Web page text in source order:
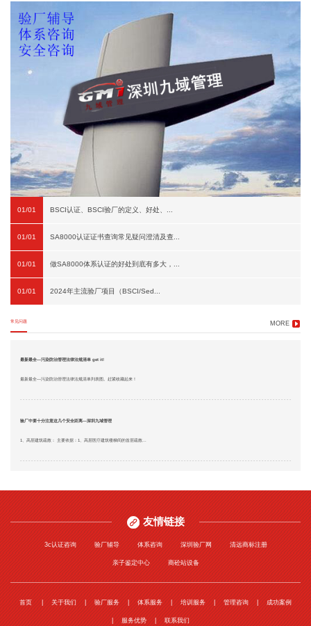
01/01 BSCI认证、BSCI验厂的定义、好处、...
01/01 SA8000认证证书查询常见疑问澄清及查...
01/01 做SA8000体系认证的好处到底有多大，...
01/01 2024年主流验厂项目（BSCI/Sed...
常见问题 MORE
最新最全—污染防治管理法律法规清单 get it!
最新最全—污染防治管理法律法规清单列表图。赶紧收藏起来！
验厂中要十分注意这几个安全距离—深圳九域管理
1、高层建筑疏散： 主要依据：1、高层医疗建筑楼梯间的首层疏散...
友情链接
3c认证咨询 验厂辅导 体系咨询 深圳验厂网 清远商标注册
亲子鉴定中心 商砼站设备
首页 关于我们 验厂服务 体系服务 培训服务 管理咨询 成功案例
服务优势 联系我们